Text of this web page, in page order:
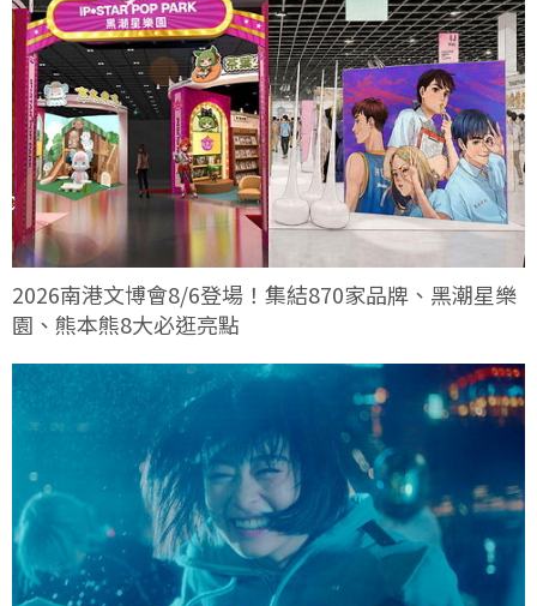
2026南港文博會8/6登場！集結870家品牌、黑潮星樂
園、熊本熊8大必逛亮點